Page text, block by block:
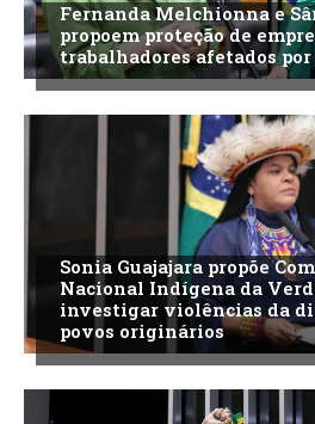
Fernanda Melchionna e
propoem proteção de
trabalhadores afetados
Sonia Guajajara propõe
Nacional Indígena da
investigar violências da
povos originários